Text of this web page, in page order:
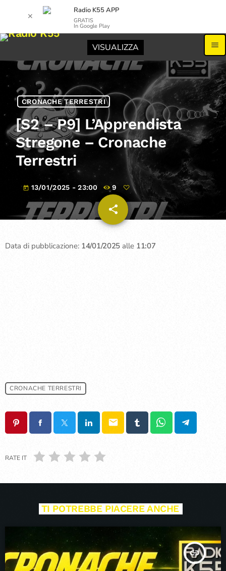
menu
CRONACHE TERRESTRI
[S2 – P9] L’Apprendista
Stregone – Cronache
Terrestri
today 13/01/2025 - 23:00 9
share
email
Data di pubblicazione: 14/01/2025 alle 11:07
CRONACHE TERRESTRI
email
RATE IT
TI POTREBBE PIACERE ANCHE
insert_link
✕
Radio K55 APP
GRATIS
In Google Play
VISUALIZZA